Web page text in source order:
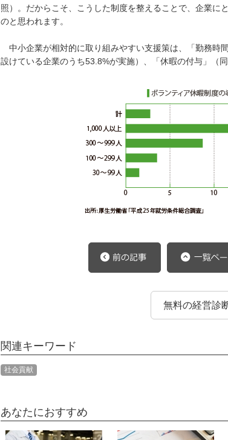
照）。だからこそ、こうした制度を整えることで、企業に
のと思われます。
中小企業が相対的に取り組みやすい支援策は、「勤務時
設けている企業のうち53.8%が実施）、「休暇の付与」（同
無料の経営診
関連キーワード
社会貢献
あなたにおすすめ